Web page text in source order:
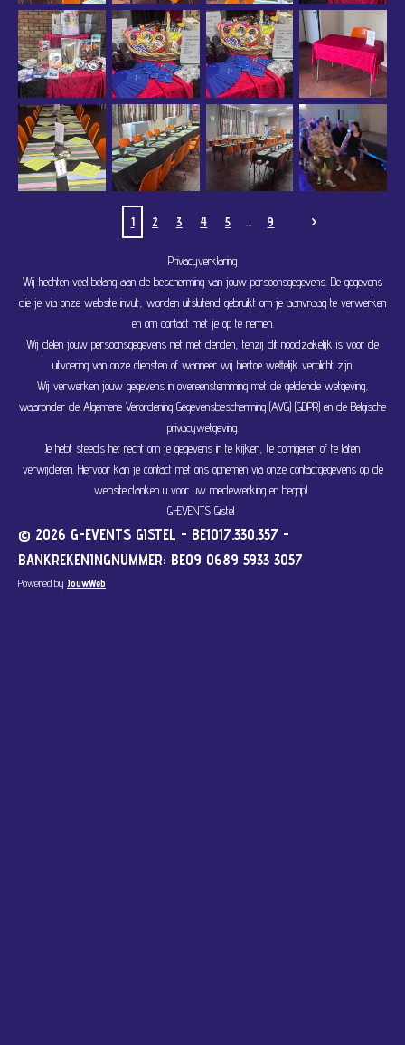
1 2 3 4 5 9
Privacyverklaring
Wij hechten veel belang aan de bescherming van jouw persoonsgegevens. De gegevens
die je via onze website invult, worden uitsluitend gebruikt om je aanvraag te verwerken
en om contact met je op te nemen.
Wij delen jouw persoonsgegevens niet met derden, tenzij dit noodzakelijk is voor de
uitvoering van onze diensten of wanneer wij hiertoe wettelijk verplicht zijn.
Wij verwerken jouw gegevens in overeenstemming met de geldende wetgeving,
waaronder de Algemene Verordening Gegevensbescherming (AVG) (GDPR) en de Belgische
privacywetgeving.
Je hebt steeds het recht om je gegevens in te kijken, te corrigeren of te laten
verwijderen. Hiervoor kan je contact met ons opnemen via onze contactgegevens op de
website.danken u voor uw medewerking en begrip!
G-EVENTS Gistel
© 2026 G-EVENTS GISTEL - BE1017.330.357 -
BANKREKENINGNUMMER: BE09 0689 5933 3057
Powered by JouwWeb